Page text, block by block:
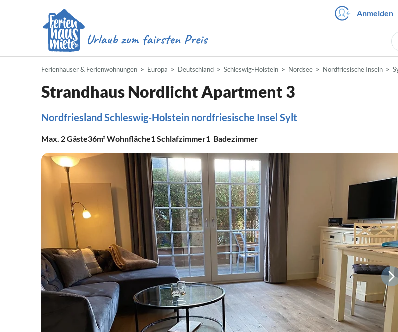
Anmelden
Ferienhäuser & Ferienwohnungen Europa Deutschland Schleswig-Holstein Nordsee Nordfriesische Inseln
Strandhaus Nordlicht Apartment 3
Nordfriesland Schleswig-Holstein nordfriesische Insel Sylt
Max. 2Gäste36m²Wohnfläche1Schlafzimmer1 Badezimmer